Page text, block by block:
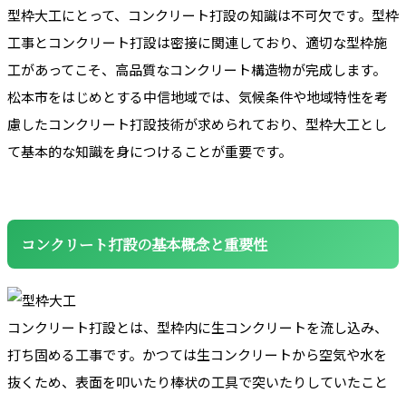
型枠大工にとって、コンクリート打設の知識は不可欠です。型枠
工事とコンクリート打設は密接に関連しており、適切な型枠施
工があってこそ、高品質なコンクリート構造物が完成します。
松本市をはじめとする中信地域では、気候条件や地域特性を考
慮したコンクリート打設技術が求められており、型枠大工とし
て基本的な知識を身につけることが重要です。
コンクリート打設の基本概念と重要性
コンクリート打設とは、型枠内に生コンクリートを流し込み、
打ち固める工事です。かつては生コンクリートから空気や水を
抜くため、表面を叩いたり棒状の工具で突いたりしていたこと